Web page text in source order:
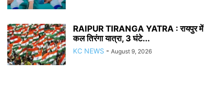
RAIPUR TIRANGA YATRA : रायपुर में
कल तिरंगा यात्रा, 3 घंटे...
KC NEWS - August 9, 2026